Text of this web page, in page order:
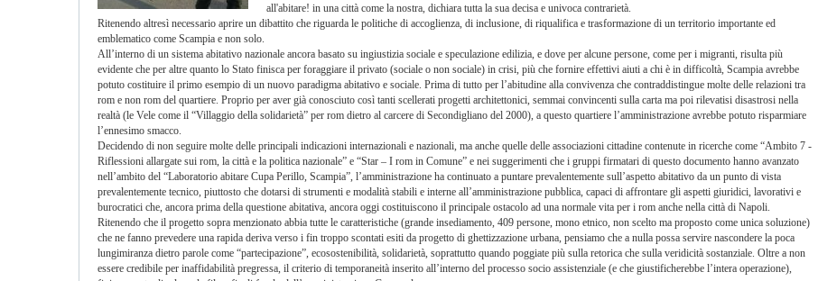
all'abitare! in una città come la nostra, dichiara tutta la sua decisa e univoca contrarietà.
Ritenendo altresì necessario aprire un dibattito che riguarda le politiche di accoglienza, di inclusione, di riqualifica e trasformazione di un territorio importante ed
emblematico come Scampia e non solo.
All’interno di un sistema abitativo nazionale ancora basato su ingiustizia sociale e speculazione edilizia, e dove per alcune persone, come per i migranti, risulta più
evidente che per altre quanto lo Stato finisca per foraggiare il privato (sociale o non sociale) in crisi, più che fornire effettivi aiuti a chi è in difficoltà, Scampia avrebbe
potuto costituire il primo esempio di un nuovo paradigma abitativo e sociale. Prima di tutto per l’abitudine alla convivenza che contraddistingue molte delle relazioni tra
rom e non rom del quartiere. Proprio per aver già conosciuto così tanti scellerati progetti architettonici, semmai convincenti sulla carta ma poi rilevatisi disastrosi nella
realtà (le Vele come il “Villaggio della solidarietà” per rom dietro al carcere di Secondigliano del 2000), a questo quartiere l’amministrazione avrebbe potuto risparmiare
l’ennesimo smacco.
Decidendo di non seguire molte delle principali indicazioni internazionali e nazionali, ma anche quelle delle associazioni cittadine contenute in ricerche come “Ambito 7 -
Riflessioni allargate sui rom, la città e la politica nazionale” e “Star – I rom in Comune” e nei suggerimenti che i gruppi firmatari di questo documento hanno avanzato
nell’ambito del “Laboratorio abitare Cupa Perillo, Scampia”, l’amministrazione ha continuato a puntare prevalentemente sull’aspetto abitativo da un punto di vista
prevalentemente tecnico, piuttosto che dotarsi di strumenti e modalità stabili e interne all’amministrazione pubblica, capaci di affrontare gli aspetti giuridici, lavorativi e
burocratici che, ancora prima della questione abitativa, ancora oggi costituiscono il principale ostacolo ad una normale vita per i rom anche nella città di Napoli.
Ritenendo che il progetto sopra menzionato abbia tutte le caratteristiche (grande insediamento, 409 persone, mono etnico, non scelto ma proposto come unica soluzione)
che ne fanno prevedere una rapida deriva verso i fin troppo scontati esiti da progetto di ghettizzazione urbana, pensiamo che a nulla possa servire nascondere la poca
lungimiranza dietro parole come “partecipazione”, ecosostenibilità, solidarietà, soprattutto quando poggiate più sulla retorica che sulla veridicità sostanziale. Oltre a non
essere credibile per inaffidabilità pregressa, il criterio di temporaneità inserito all’interno del processo socio assistenziale (e che giustificherebbe l’intera operazione),